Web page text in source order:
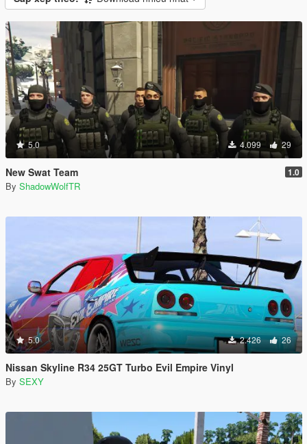
5.0 4.099 29
New Swat Team 1.0
By ShadowWolfTR
5.0 2.426 26
Nissan Skyline R34 25GT Turbo Evil Empire Vinyl
By SEXY